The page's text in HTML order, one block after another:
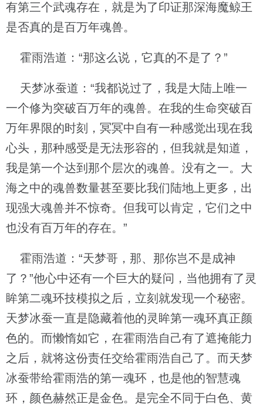
有第三个武魂存在，就是为了印证那深海魔鲸王
是否真的是百万年魂兽。
霍雨浩道：“那这么说，它真的不是了？”
天梦冰蚕道：“我都说过了，我是大陆上唯一
一个修为突破百万年的魂兽。在我的生命突破百
万年界限的时刻，冥冥中自有一种感觉出现在我
心头，那种感受是无法形容的，但我就是知道，
我是第一个达到那个层次的魂兽。没有之一。大
海之中的魂兽数量甚至要比我们陆地上更多，出
现强大魂兽并不惊奇。但我可以肯定，它们之中
也没有百万年的存在。”
霍雨浩道：“天梦哥，那、那你岂不是成神
了？”他心中还有一个巨大的疑问，当他拥有了灵
眸第二魂环技模拟之后，立刻就发现一个秘密。
天梦冰蚕一直是隐藏着他的灵眸第一魂环真正颜
色的。而懒惰如它，在霍雨浩自己有了遮掩能力
之后，就将这份责任交给霍雨浩自己了。而天梦
冰蚕带给霍雨浩的第一魂环，也是他的智慧魂
环，颜色赫然正是金色。是完全不同于白色、黄